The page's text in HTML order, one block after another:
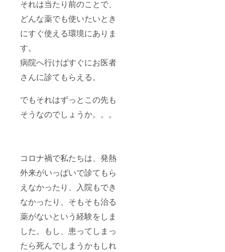
それは当たり前のことで、
どんな薬でも使いたいとき
にすぐ使える環境にありま
す。
病院へ行けばすぐにお医者
さんに診てもらえる。
でもそれはずっとこの先も
そうなのでしょうか。。。
コロナ禍で私たちは、発熱
外来がいっぱいで診てもら
えなかったり、入院もでき
なかったり、そもそも治る
薬がないという経験をしま
した。もし、患ってしまっ
たら死んでしまうかもしれ